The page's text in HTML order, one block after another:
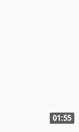
01:55